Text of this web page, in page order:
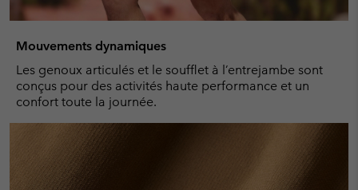
Mouvements dynamiques
Les genoux articulés et le soufflet à l’entrejambe sont
conçus pour des activités haute performance et un
confort toute la journée.